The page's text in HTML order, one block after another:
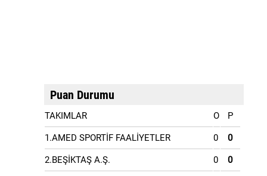
Puan Durumu
TAKIMLAR O P
1.AMED SPORTİF FAALİYETLER 0 0
2.BEŞİKTAŞ A.Ş. 0 0